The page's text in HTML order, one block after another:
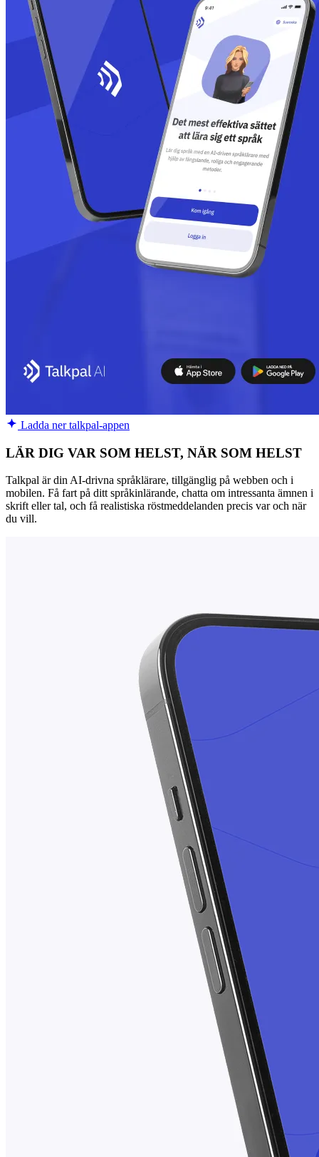
Ladda ner talkpal-appen
LÄR DIG VAR SOM HELST, NÄR SOM HELST
Talkpal är din AI-drivna språklärare, tillgänglig på webben och i
mobilen. Få fart på ditt språkinlärande, chatta om intressanta ämnen i
skrift eller tal, och få realistiska röstmeddelanden precis var och när
du vill.